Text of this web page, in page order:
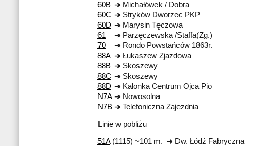
60B
Michałówek / Dobra
60C
Stryków Dworzec PKP
60D
Marysin Tęczowa
61
Parzęczewska /Staffa(Zg.)
70
Rondo Powstańców 1863r.
88A
Łukaszew Zjazdowa
88B
Skoszewy
88C
Skoszewy
88D
Kalonka Centrum Ojca Pio
N7A
Nowosolna
N7B
Telefoniczna Zajezdnia
Linie w pobliżu
51A(1115) ~101 m.
Dw. Łódź Fabryczna